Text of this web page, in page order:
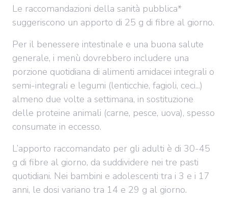
Le raccomandazioni della sanità pubblica*
suggeriscono un apporto di 25 g di fibre al giorno.
Per il benessere intestinale e una buona salute
generale, i menù dovrebbero includere una
porzione quotidiana di alimenti amidacei integrali o
semi-integrali e legumi (lenticchie, fagioli, ceci...)
almeno due volte a settimana, in sostituzione
delle proteine animali (carne, pesce, uova), spesso
consumate in eccesso.
L’apporto raccomandato per gli adulti è di 30-45
g di fibre al giorno, da suddividere nei tre pasti
quotidiani. Nei bambini e adolescenti tra i 3 e i 17
anni, le dosi variano tra 14 e 29 g al giorno.